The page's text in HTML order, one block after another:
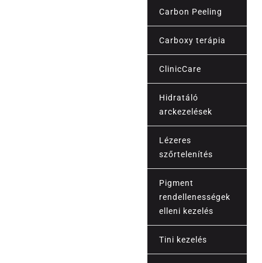
Carbon Peeling
Carboxy terápia
ClinicCare
Hidratáló
arckezelések
Lézeres
szőrtelenítés
Pigment
rendellenességek
elleni kezelés
Tini kezelés